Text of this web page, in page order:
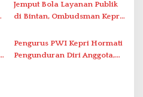
Abdul Jamal
Jemput Bola Layanan Publik
di Bintan, Ombudsman Kepri
Solar Nelayan
Pengurus PWI Kepri Hormati
Pengunduran Diri Anggota,